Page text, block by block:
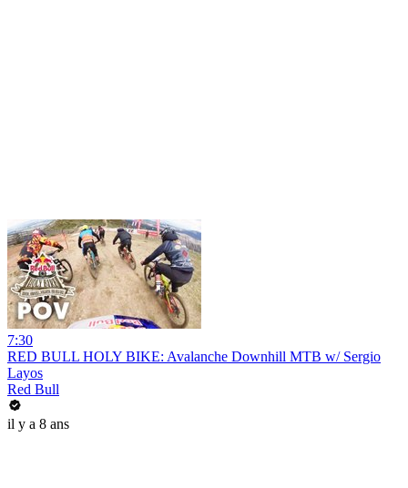
7:30
RED BULL HOLY BIKE: Avalanche Downhill MTB w/ Sergio
Layos
Red Bull
il y a 8 ans